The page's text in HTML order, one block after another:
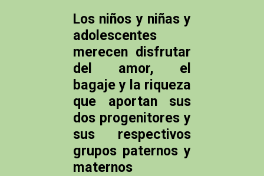
Los niños y niñas y
adolescentes
merecen disfrutar
del amor, el
bagaje y la riqueza
que aportan sus
dos progenitores y
sus respectivos
grupos paternos y
maternos